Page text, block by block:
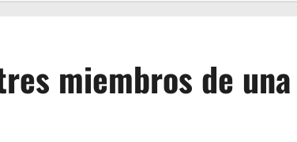
miembros de una